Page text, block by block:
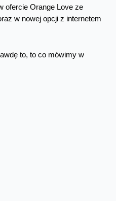
ofercie Orange Love ze
w nowej opcji z internetem
to, to co mówimy w